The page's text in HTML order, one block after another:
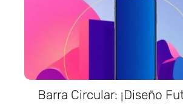
Barra Circular: ¡Diseño